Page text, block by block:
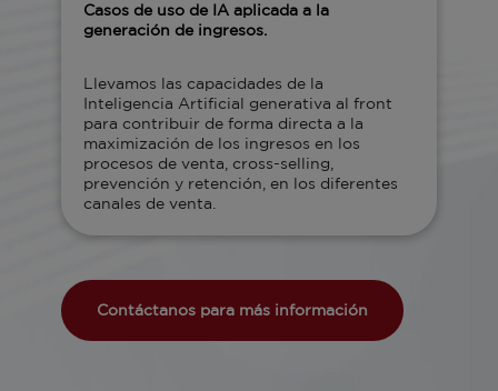
Casos de uso de IA aplicada a la
generación de ingresos.
Llevamos las capacidades de la
Inteligencia Artificial generativa al front
para contribuir de forma directa a la
maximización de los ingresos en los
procesos de venta, cross-selling,
prevención y retención, en los diferentes
canales de venta.
Contáctanos para más información